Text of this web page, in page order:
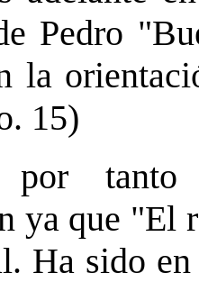
Pedro
la
15)
por
ya que "El
Ha sido